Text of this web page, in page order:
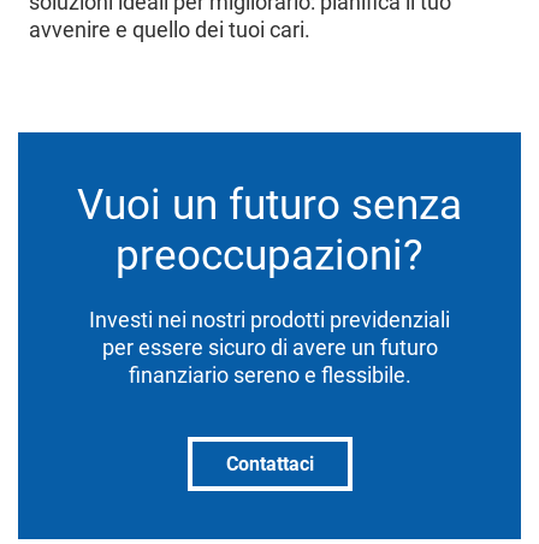
avvenire e quello dei tuoi cari.
Vuoi un futuro senza
preoccupazioni?
Investi nei nostri prodotti previdenziali
per essere sicuro di avere un futuro
finanziario sereno e flessibile.
Contattaci